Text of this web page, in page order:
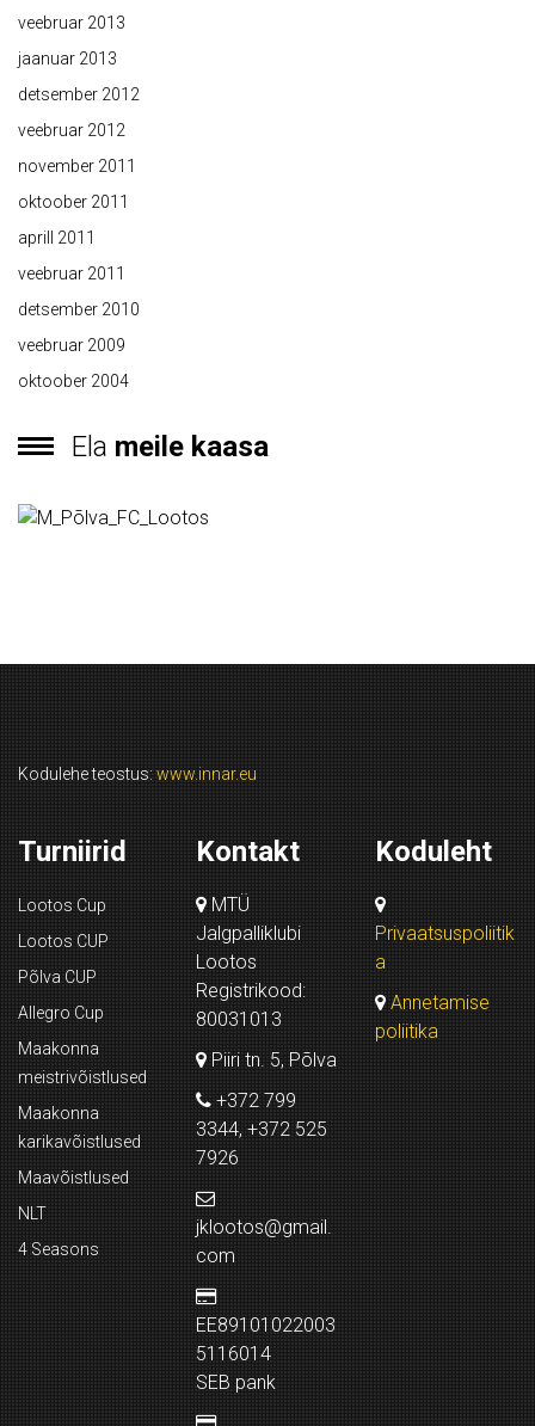
veebruar 2013
jaanuar 2013
detsember 2012
veebruar 2012
november 2011
oktoober 2011
aprill 2011
veebruar 2011
detsember 2010
veebruar 2009
oktoober 2004
Ela meile kaasa
Kodulehe teostus: www.innar.eu
Turniirid
Lootos Cup
Lootos CUP
Põlva CUP
Allegro Cup
Maakonna
meistrivõistlused
Maakonna
karikavõistlused
Maavõistlused
NLT
4 Seasons
Kontakt
MTÜ
Jalgpalliklubi
Lootos
Registrikood:
80031013
Piiri tn. 5, Põlva
+372 799
3344, +372 525
7926
jklootos@gmail.
com
EE89101022003
5116014
SEB pank
Koduleht
Privaatsuspoliitik
a
Annetamise
poliitika